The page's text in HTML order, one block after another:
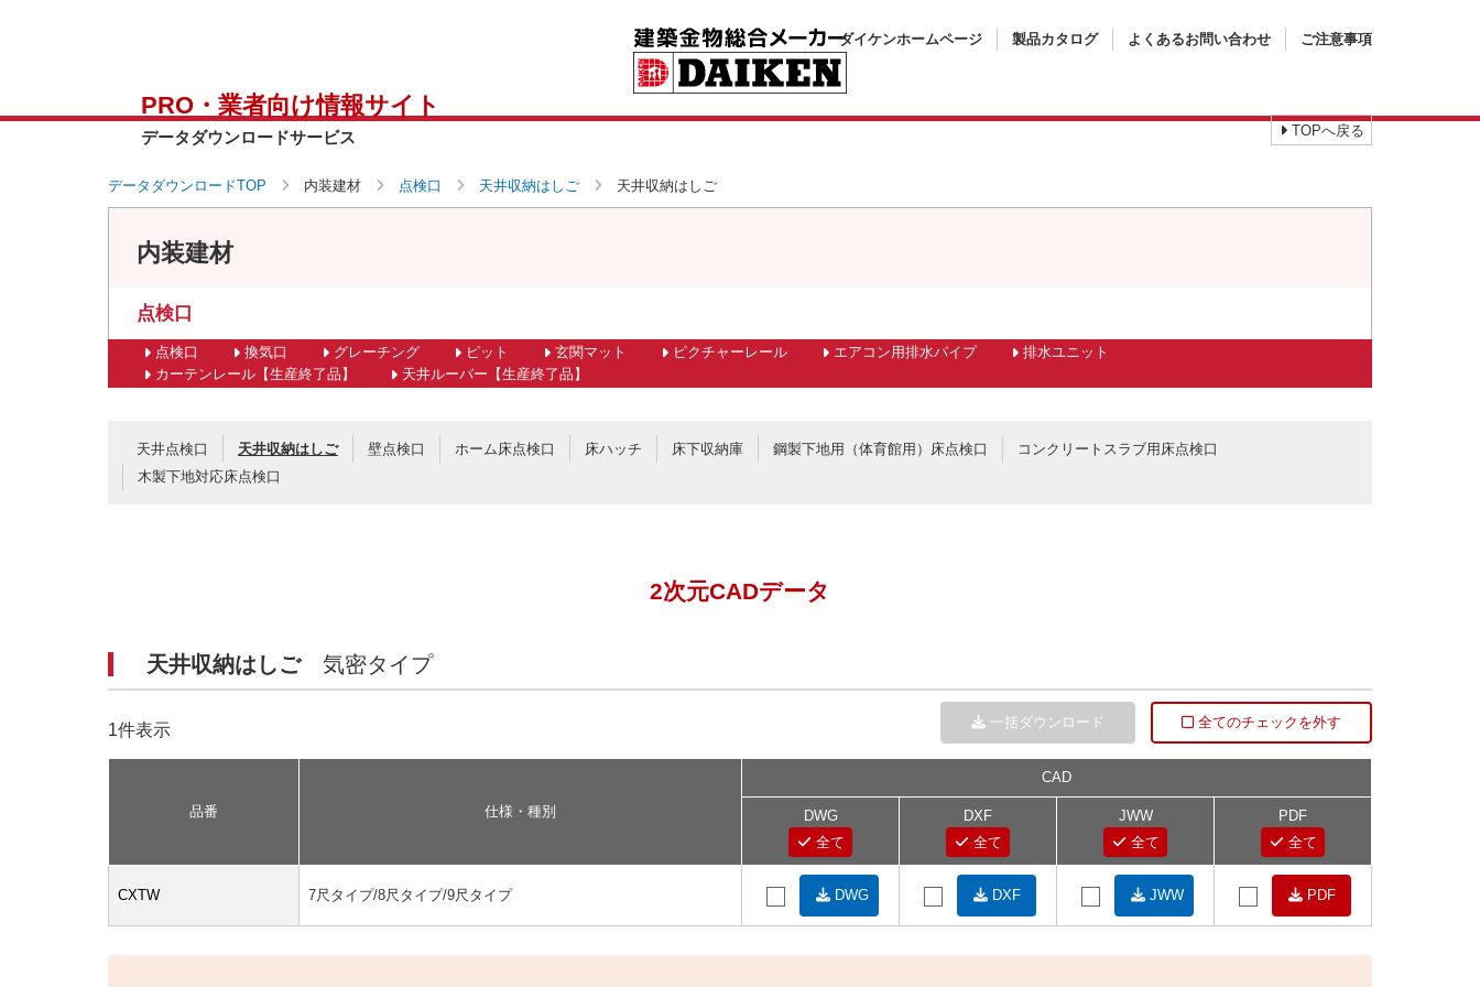
PRO・業者向け情報サイト
データダウンロードサービス
ダイケンホームページ 製品カタログ よくあるお問い合わせ ご注意事項
TOPへ戻る
データダウンロードTOP 内装建材 点検口 天井収納はしご 天井収納はしご
内装建材
点検口
点検口 換気口 グレーチング ピット 玄関マット ピクチャーレール エアコン用排水パイプ
排水ユニット
カーテンレール【生産終了品】
天井ルーバー【生産終了品】
天井点検口 天井収納はしご 壁点検口 ホーム床点検口 床ハッチ 床下収納庫 鋼製下地用（体育館用）床点検口
コンクリートスラブ用床点検口
木製下地対応床点検口
2次元CADデータ
天井収納はしご 気密タイプ
1件表示 一括ダウンロード 全てのチェックを外す
品番 仕様・種別
CAD
DWG
全て
DXF
全て
JWW
全て
PDF
全て
CXTW 7尺タイプ/8尺タイプ/9尺タイプ DWG DXF JWW PDF